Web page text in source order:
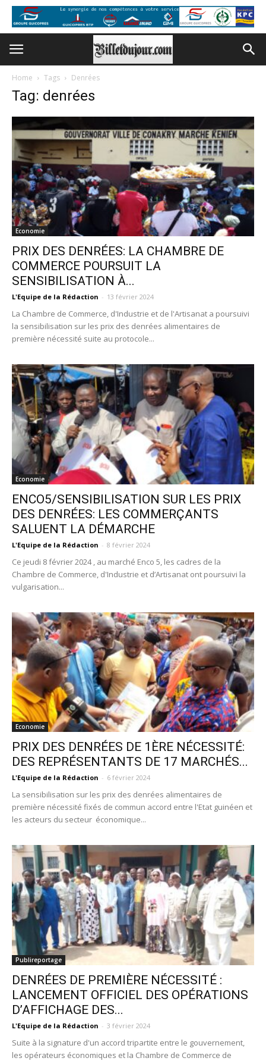
Home Tags Denrées
Tag: denrées
Economie
PRIX DES DENRÉES: LA CHAMBRE DE
COMMERCE POURSUIT LA
SENSIBILISATION À...
L'Equipe de la Rédaction - 13 février 2024
La Chambre de Commerce, d'Industrie et de l'Artisanat a poursuivi
la sensibilisation sur les prix des denrées alimentaires de
première nécessité suite au protocole...
Economie
ENCO5/SENSIBILISATION SUR LES PRIX
DES DENRÉES: LES COMMERÇANTS
SALUENT LA DÉMARCHE
L'Equipe de la Rédaction - 8 février 2024
Ce jeudi 8 février 2024 , au marché Enco 5, les cadres de la
Chambre de Commerce, d'Industrie et d’Artisanat ont poursuivi la
vulgarisation...
Economie
PRIX DES DENRÉES DE 1ÈRE NÉCESSITÉ:
DES REPRÉSENTANTS DE 17 MARCHÉS...
L'Equipe de la Rédaction - 6 février 2024
La sensibilisation sur les prix des denrées alimentaires de
première nécessité fixés de commun accord entre l'Etat guinéen et
les acteurs du secteur économique...
Publireportage
DENRÉES DE PREMIÈRE NÉCESSITÉ :
LANCEMENT OFFICIEL DES OPÉRATIONS
D’AFFICHAGE DES...
L'Equipe de la Rédaction - 3 février 2024
Suite à la signature d'un accord tripartite entre le gouvernement,
les opérateurs économiques et la Chambre de Commerce de